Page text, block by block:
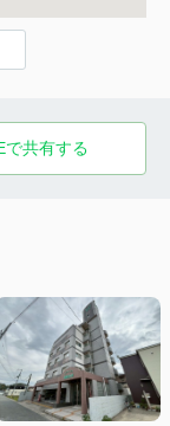
で共有する